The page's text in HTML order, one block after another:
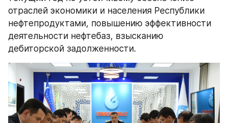
отраслей экономики и населения Республики
нефтепродуктами, повышению эффективности
деятельности нефтебаз, взысканию
дебиторской задолженности.